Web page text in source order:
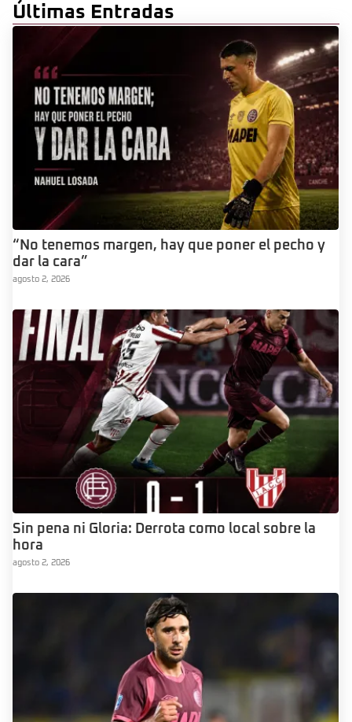
Últimas Entradas
“No tenemos margen, hay que poner el pecho y
dar la cara”
agosto 2, 2026
Sin pena ni Gloria: Derrota como local sobre la
hora
agosto 2, 2026